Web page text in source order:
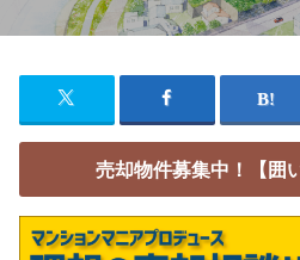
売却物件募集中！【囲